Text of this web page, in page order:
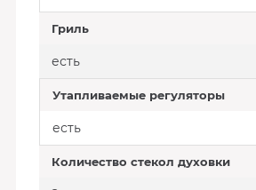
Гриль
есть
Утапливаемые регуляторы
есть
Количество стекол духовки